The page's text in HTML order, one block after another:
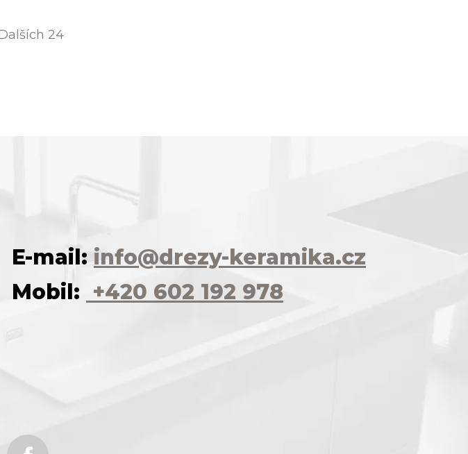
24
E-mail: info@drezy-keramika.cz
Mobil: +420 602 192 978